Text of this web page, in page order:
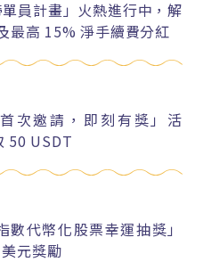
員計畫」火熱進行中，解
最高 15% 淨手續費分紅
次邀請，即刻有獎」活
50 USDT
數代幣化股票幸運抽獎」
元獎勵